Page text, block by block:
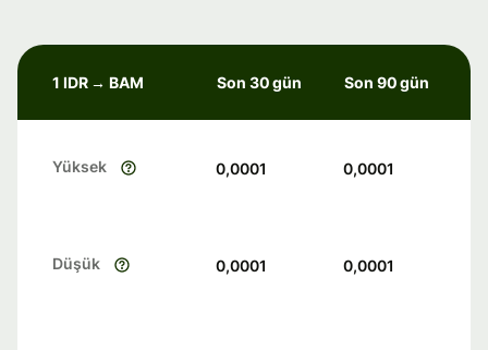
1 IDR → BAM Son 30 gün Son 90 gün
Yüksek 0,0001 0,0001
Düşük 0,0001 0,0001